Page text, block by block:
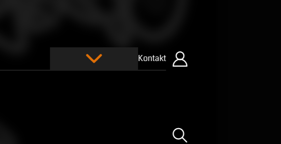
Kontakt Einloggen
Suche öffnen